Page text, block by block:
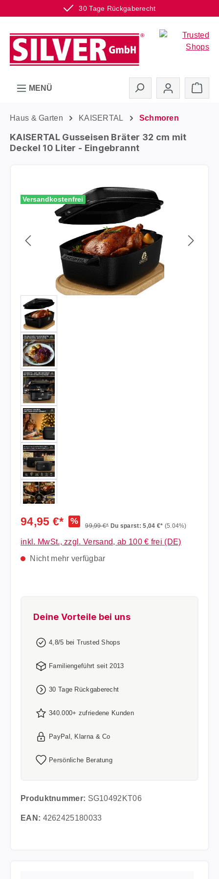
30 Tage Rückgaberecht
Zum Hauptinhalt springen
MENÜ
Haus & Garten KAISERTAL Schmoren
KAISERTAL Gusseisen Bräter 32 cm mit
Deckel 10 Liter - Eingebrannt
Bildergalerie überspringen
Versandkostenfrei
94,95 €* % 99,99 €* Du sparst: 5,04 €* (5.04%)
inkl. MwSt., zzgl. Versand, ab 100 € frei (DE)
Nicht mehr verfügbar
Deine Vorteile bei uns
4,8/5 bei Trusted Shops
Familiengeführt seit 2013
30 Tage Rückgaberecht
340.000+ zufriedene Kunden
PayPal, Klarna & Co
Persönliche Beratung
Produktnummer: SG10492KT06
EAN: 4262425180033